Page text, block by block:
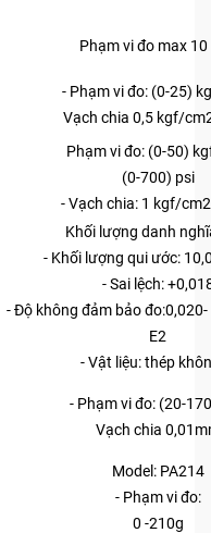
Phạm vi đo max 10
- Phạm vi đo: (0-25)
Vạch chia 0,5 kgf/
Phạm vi đo: (0-50)
(0-700) psi
- Vạch chia: 1 kgf/
Khối lượng danh
- Khối lượng qui ước:
- Sai lệch:
- Độ không đảm bảo
E2
- Vật liệu: thép
- Phạm vi đo: (20-
Vạch chia
Model: PA214
- Phạm vi đo:
0 -210g